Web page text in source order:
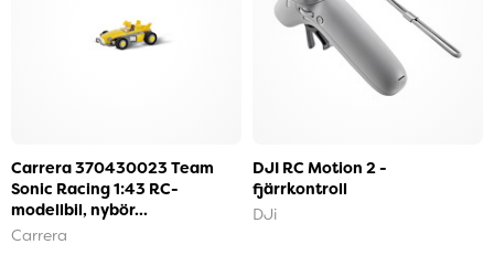
Carrera 370430023 Team
Sonic Racing 1:43 RC-
modellbil, nybör...
Carrera
DJI RC Motion 2 -
fjärrkontroll
DJi